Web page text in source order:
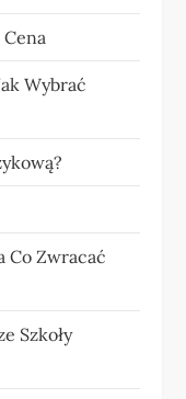
Wybrać
Co Zwracać
Szkoły